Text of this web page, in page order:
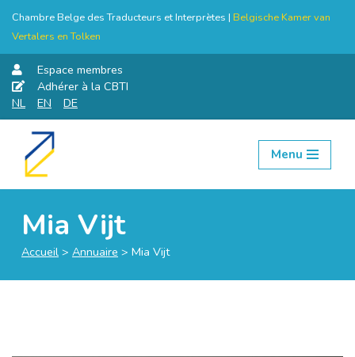
Chambre Belge des Traducteurs et Interprètes | Belgische Kamer van
Vertalers en Tolken
Espace membres
Adhérer à la CBTI
NL
EN DE
Aller
Menu
Mia Vijt
Accueil > Annuaire > Mia Vijt